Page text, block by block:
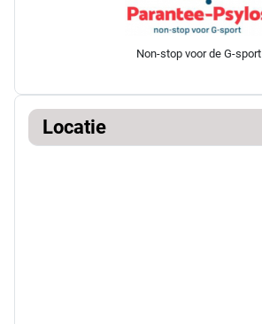
Non-stop voor de G-sport
Locatie